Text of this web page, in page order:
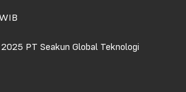
PT Seakun Global Teknologi